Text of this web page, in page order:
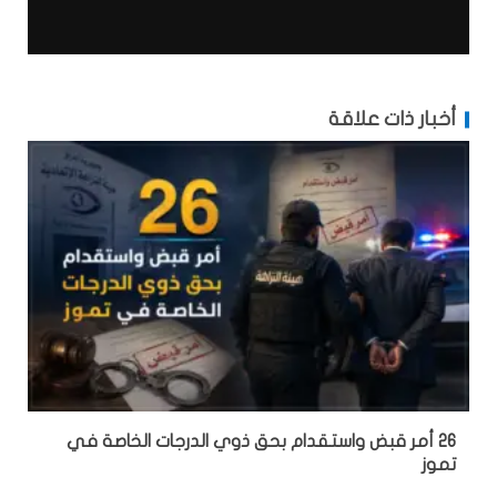
أخبار ذات علاقة
26 أمر قبض واستقدام بحق ذوي الدرجات الخاصة في
تموز